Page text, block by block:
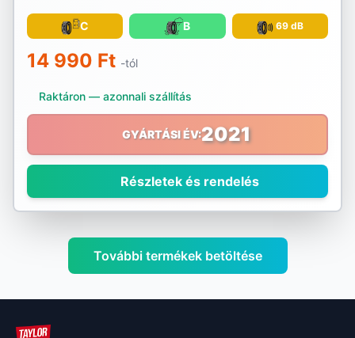
C B 69 dB
14 990 Ft -tól
Raktáron — azonnali szállítás
GYÁRTÁSI ÉV:2021
Részletek és rendelés
További termékek betöltése